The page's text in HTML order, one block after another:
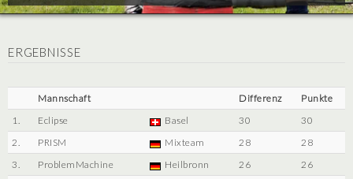
ERGEBNISSE
Mannschaft Differenz
Punkte
1.
Eclipse Basel 30
30
2.
PRISM Mixteam 28
28
3.
ProblemMachine Heilbronn 26
26